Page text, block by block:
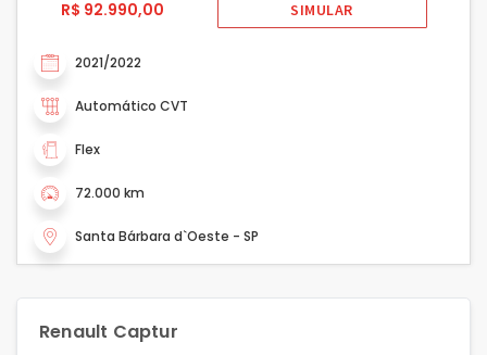
R$ 92.990,00
SIMULAR
2021/2022
Automático CVT
Flex
72.000 km
Santa Bárbara d`Oeste - SP
Renault Captur